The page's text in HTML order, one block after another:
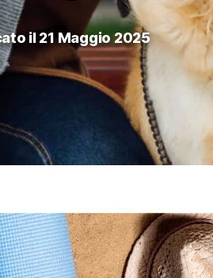
il 21 Maggio 2025